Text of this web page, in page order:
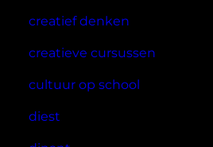
creatief denken
creatieve cursussen
cultuur op school
diest